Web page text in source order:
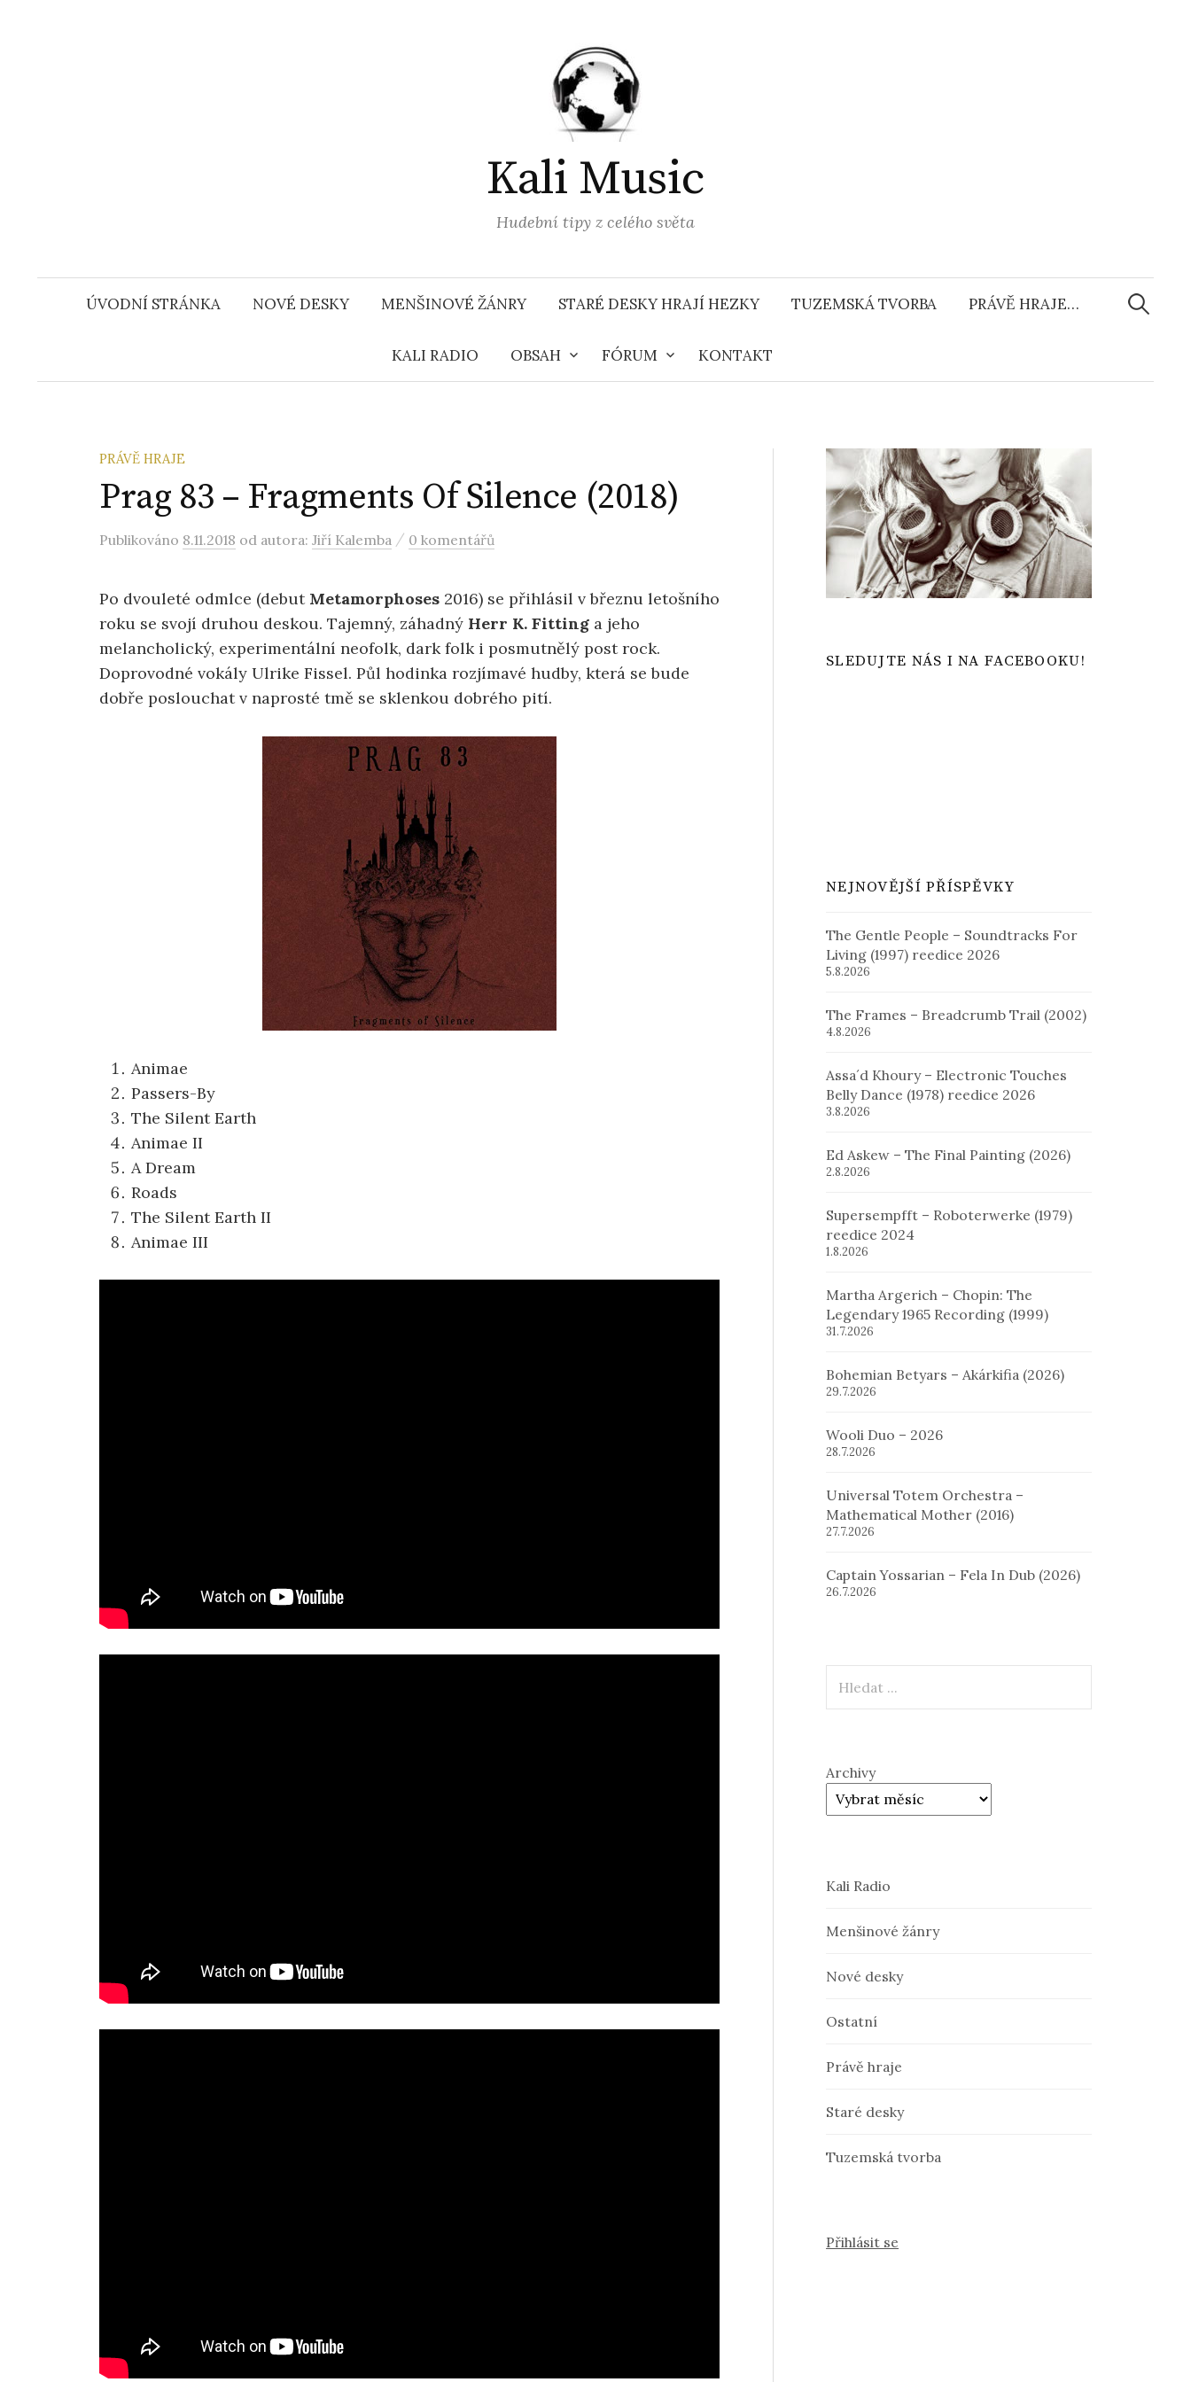
Kali Music
Hudební tipy z celého světa
ÚVODNÍ STRÁNKA NOVÉ DESKY MENŠINOVÉ ŽÁNRY STARÉ DESKY HRAJÍ HEZKY TUZEMSKÁ TVORBA PRÁVĚ HRAJE…
KALI RADIO OBSAH FÓRUM KONTAKT
PRÁVĚ HRAJE
Prag 83 – Fragments Of Silence (2018)
Publikováno 8.11.2018 od autora: Jiří Kalemba / 0 komentářů
Po dvouleté odmlce (debut Metamorphoses 2016) se přihlásil v březnu letošního
roku se svojí druhou deskou. Tajemný, záhadný Herr K. Fitting a jeho
melancholický, experimentální neofolk, dark folk i posmutnělý post rock.
Doprovodné vokály Ulrike Fissel. Půl hodinka rozjímavé hudby, která se bude
dobře poslouchat v naprosté tmě se sklenkou dobrého pití.
Animae
Passers-By
The Silent Earth
Animae II
A Dream
Roads
The Silent Earth II
Animae III
SLEDUJTE NÁS I NA FACEBOOKU!
NEJNOVĚJŠÍ PŘÍSPĚVKY
The Gentle People – Soundtracks For
Living (1997) reedice 2026
5.8.2026
The Frames – Breadcrumb Trail (2002)
4.8.2026
Assa´d Khoury – Electronic Touches
Belly Dance (1978) reedice 2026
3.8.2026
Ed Askew – The Final Painting (2026)
2.8.2026
Supersempfft – Roboterwerke (1979)
reedice 2024
1.8.2026
Martha Argerich – Chopin: The
Legendary 1965 Recording (1999)
31.7.2026
Bohemian Betyars – Akárkifia (2026)
29.7.2026
Wooli Duo – 2026
28.7.2026
Universal Totem Orchestra –
Mathematical Mother (2016)
27.7.2026
Captain Yossarian – Fela In Dub (2026)
26.7.2026
Archivy
Kali Radio
Menšinové žánry
Nové desky
Ostatní
Právě hraje
Staré desky
Tuzemská tvorba
Přihlásit se